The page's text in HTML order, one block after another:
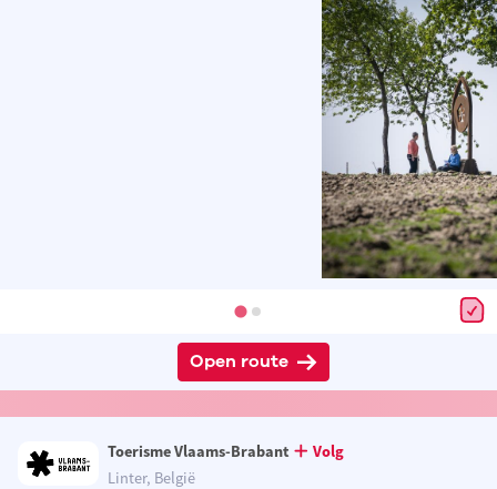
Open route
Toerisme Vlaams-Brabant
Volg
Linter, België